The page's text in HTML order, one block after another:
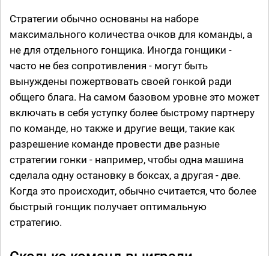
Стратегии обычно основаны на наборе
максимального количества очков для команды, а
не для отдельного гонщика. Иногда гонщики -
часто не без сопротивления - могут быть
вынуждены пожертвовать своей гонкой ради
общего блага. На самом базовом уровне это может
включать в себя уступку более быстрому партнеру
по команде, но также и другие вещи, такие как
разрешение команде провести две разные
стратегии гонки - например, чтобы одна машина
сделала одну остановку в боксах, а другая - две.
Когда это происходит, обычно считается, что более
быстрый гонщик получает оптимальную
стратегию.